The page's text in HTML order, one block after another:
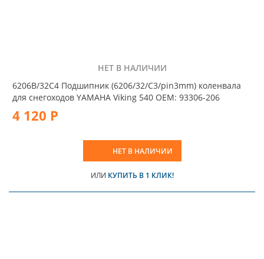
НЕТ В НАЛИЧИИ
6206B/32C4 Подшипник (6206/32/С3/pin3mm) коленвала
для снегоходов YAMAHA Viking 540 OEM: 93306-206
4 120 Р
НЕТ В НАЛИЧИИ
ИЛИ КУПИТЬ В 1 КЛИК!